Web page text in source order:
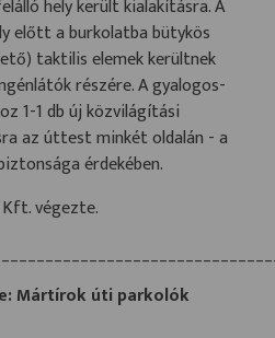
hely került kialakításra. A
előtt a burkolatba bütykös
taktilis elemek kerültnek
részére. A gyalogos-
1-1 db új közvilágítási
az úttest minkét oldalán - a
érdekében.
végezte.
Mártírok úti parkolók